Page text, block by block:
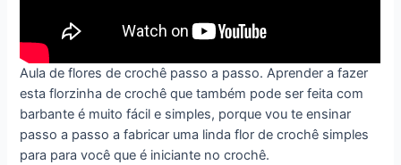
Aula de flores de crochê passo a passo. Aprender a fazer
esta florzinha de crochê que também pode ser feita com
barbante é muito fácil e simples, porque vou te ensinar
passo a passo a fabricar uma linda flor de crochê simples
para para você que é iniciante no crochê.